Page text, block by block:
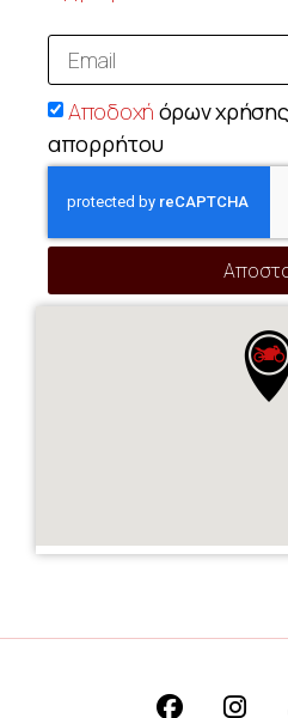
Αποδοχή όρων χρήσης
απορρήτου